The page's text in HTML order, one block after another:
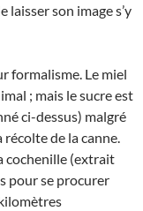
laisser son image s’y
formalisme. Le miel
; mais le sucre est
ci-dessus) malgré
de la canne.
cochenille (extrait
pour se procurer